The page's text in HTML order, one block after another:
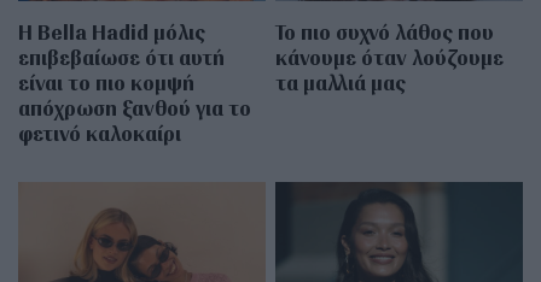
Η Bella Hadid μόλις
επιβεβαίωσε ότι αυτή
είναι το πιο κομψή
απόχρωση ξανθού για το
φετινό καλοκαίρι
Το πιο συχνό λάθος που
κάνουμε όταν λούζουμε
τα μαλλιά μας